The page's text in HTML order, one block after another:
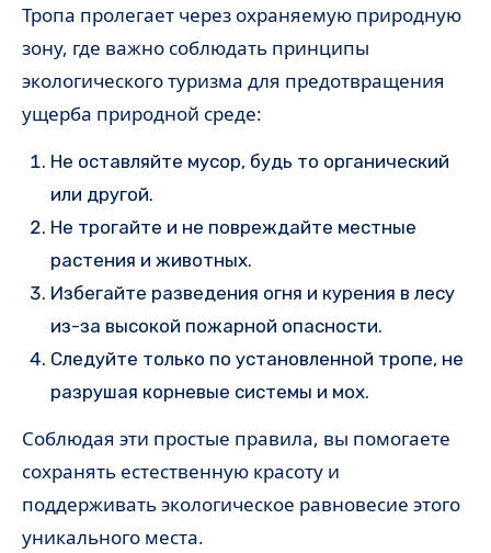
Тропа пролегает через охраняемую природную
зону, где важно соблюдать принципы
экологического туризма для предотвращения
ущерба природной среде:
Не оставляйте мусор, будь то органический
или другой.
Не трогайте и не повреждайте местные
растения и животных.
Избегайте разведения огня и курения в лесу
из-за высокой пожарной опасности.
Следуйте только по установленной тропе, не
разрушая корневые системы и мох.
Соблюдая эти простые правила, вы помогаете
сохранять естественную красоту и
поддерживать экологическое равновесие этого
уникального места.